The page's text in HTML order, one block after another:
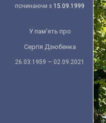
починаючи з 15.09.1999
У пам'ять про
Сергія Дзюбенка
26.03.1959 — 02.09.2021